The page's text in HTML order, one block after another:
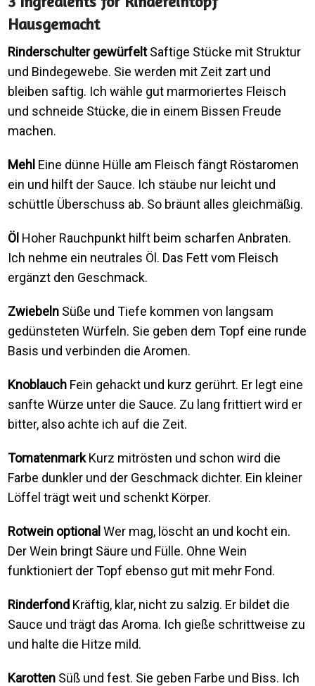
Hausgemacht
Rinderschulter gewürfeltSaftige Stücke mit Struktur
und Bindegewebe. Sie werden mit Zeit zart und
bleiben saftig. Ich wähle gut marmoriertes Fleisch
und schneide Stücke, die in einem Bissen Freude
machen.
Mehl Eine dünne Hülle am Fleisch fängt Röstaromen
ein und hilft der Sauce. Ich stäube nur leicht und
schüttle Überschuss ab. So bräunt alles gleichmäßig.
Öl Hoher Rauchpunkt hilft beim scharfen Anbraten.
Ich nehme ein neutrales Öl. Das Fett vom Fleisch
ergänzt den Geschmack.
Zwiebeln Süße und Tiefe kommen von langsam
gedünsteten Würfeln. Sie geben dem Topf eine runde
Basis und verbinden die Aromen.
Knoblauch Fein gehackt und kurz gerührt. Er legt eine
sanfte Würze unter die Sauce. Zu lang frittiert wird er
bitter, also achte ich auf die Zeit.
TomatenmarkKurz mitrösten und schon wird die
Farbe dunkler und der Geschmack dichter. Ein kleiner
Löffel trägt weit und schenkt Körper.
Rotwein optionalWer mag, löscht an und kocht ein.
Der Wein bringt Säure und Fülle. Ohne Wein
funktioniert der Topf ebenso gut mit mehr Fond.
Rinderfond Kräftig, klar, nicht zu salzig. Er bildet die
Sauce und trägt das Aroma. Ich gieße schrittweise zu
und halte die Hitze mild.
Karotten Süß und fest. Sie geben Farbe und Biss. Ich